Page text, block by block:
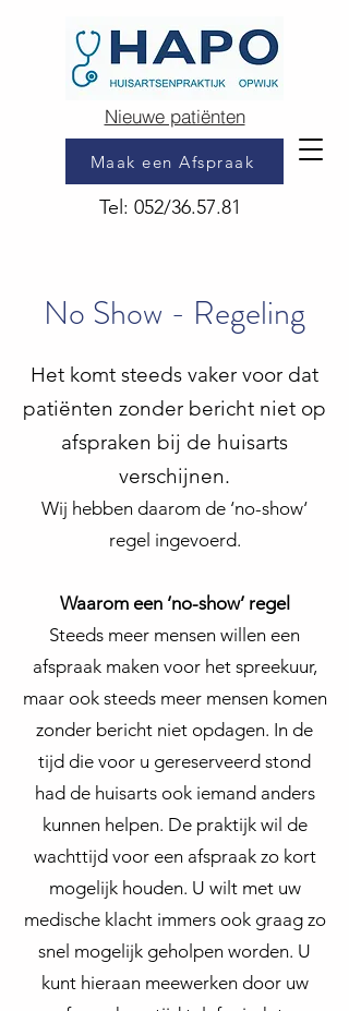
Tel: 052/36.57.81
Maak een Afspraak
Nieuwe patiënten
No Show - Regeling
Het komt steeds vaker voor dat
patiënten zonder bericht niet op
afspraken bij de huisarts
verschijnen.
Wij hebben daarom de ‘no-show‘
regel ingevoerd.
Waarom een ‘no-show’ regel
Steeds meer mensen willen een
afspraak maken voor het spreekuur,
maar ook steeds meer mensen komen
zonder bericht niet opdagen. In de
tijd die voor u gereserveerd stond
had de huisarts ook iemand anders
kunnen helpen. De praktijk wil de
wachttijd voor een afspraak zo kort
mogelijk houden. U wilt met uw
medische klacht immers ook graag zo
snel mogelijk geholpen worden. U
kunt hieraan meewerken door uw